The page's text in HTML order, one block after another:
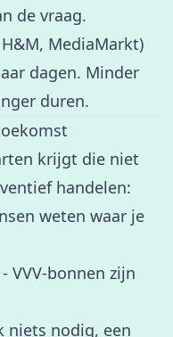
de vraag.
MediaMarkt)
dagen. Minder
duren.
krijgt die niet
handelen:
weten waar je
- VVV-bonnen zijn
niets nodig, een